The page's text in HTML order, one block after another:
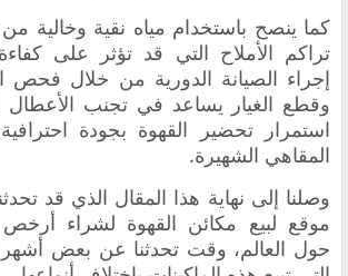
كما ينصح باستخدام مياه نقية وخالية
تراكم الأملاح التي قد تؤثر على كفاءة
إجراء الصيانة الدورية من خلال فحص
وقطع الغيار يساعد في تجنب الأعطال
استمرار تحضير القهوة بجودة
المقاهي الشهيرة.
وصلنا إلى نهاية هذا المقال الذي قد
موقع لبيع مكائن القهوة لشراء أرخص
حول العالم، وقت تحدثنا عن بعض أشهر